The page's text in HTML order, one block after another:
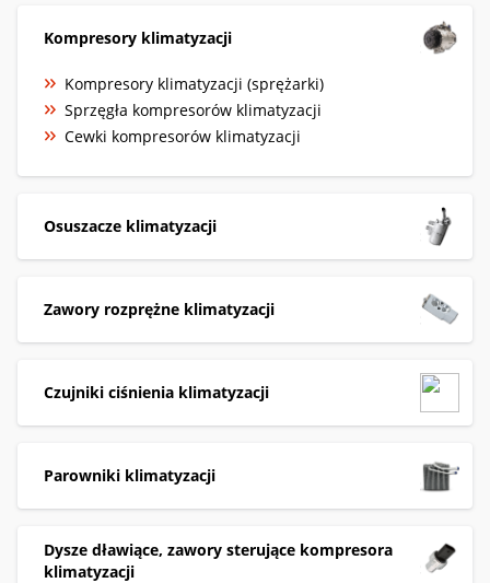
Kompresory klimatyzacji
Kompresory klimatyzacji (sprężarki)
Sprzęgła kompresorów klimatyzacji
Cewki kompresorów klimatyzacji
Osuszacze klimatyzacji
Zawory rozprężne klimatyzacji
Czujniki ciśnienia klimatyzacji
Parowniki klimatyzacji
Dysze dławiące, zawory sterujące kompresora
klimatyzacji